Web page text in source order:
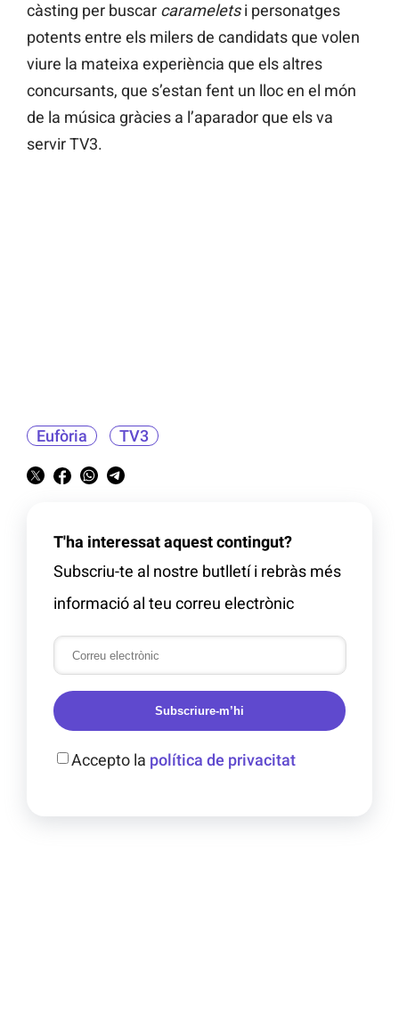
càsting per buscar carameletsi personatges
potents entre els milers de candidats que volen
viure la mateixa experiència que els altres
concursants, que s’estan fent un lloc en el món
de la música gràcies a l’aparador que els va
servir TV3.
Eufòria TV3
T'ha interessat aquest contingut?
Subscriu-te al nostre butlletí i rebràs més
informació al teu correu electrònic
Subscriure-m’hi
Accepto la política de privacitat